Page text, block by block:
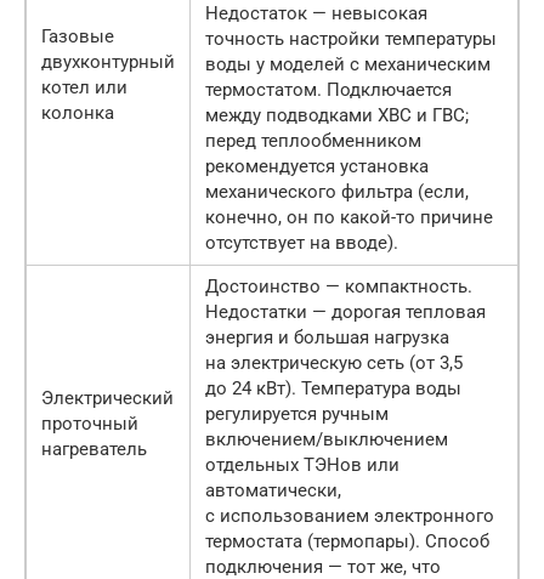
Газовые
двухконтурный
котел или
колонка
Недостаток — невысокая
точность настройки температуры
воды у моделей с механическим
термостатом. Подключается
между подводками ХВС и ГВС;
перед теплообменником
рекомендуется установка
механического фильтра (если,
конечно, он по какой-то причине
отсутствует на вводе).
Электрический
проточный
нагреватель
Достоинство — компактность.
Недостатки — дорогая тепловая
энергия и большая нагрузка
на электрическую сеть (от 3,5
до 24 кВт). Температура воды
регулируется ручным
включением/выключением
отдельных ТЭНов или
автоматически,
с использованием электронного
термостата (термопары). Способ
подключения — тот же, что